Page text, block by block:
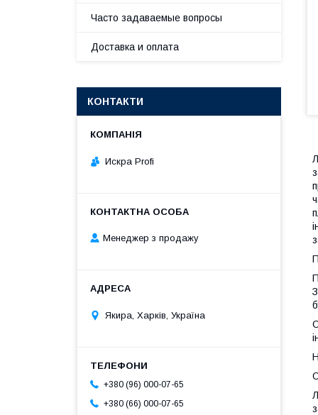
Часто задаваемые вопросы
Доставка и оплата
КОНТАКТИ
Искра Profi
Менеджер з продажу
Якира, Харків, Україна
+380 (96) 000-07-65
+380 (66) 000-07-65